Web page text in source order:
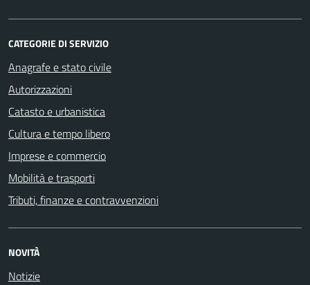
CATEGORIE DI SERVIZIO
Anagrafe e stato civile
Autorizzazioni
Catasto e urbanistica
Cultura e tempo libero
Imprese e commercio
Mobilità e trasporti
Tributi, finanze e contravvenzioni
NOVITÀ
Notizie